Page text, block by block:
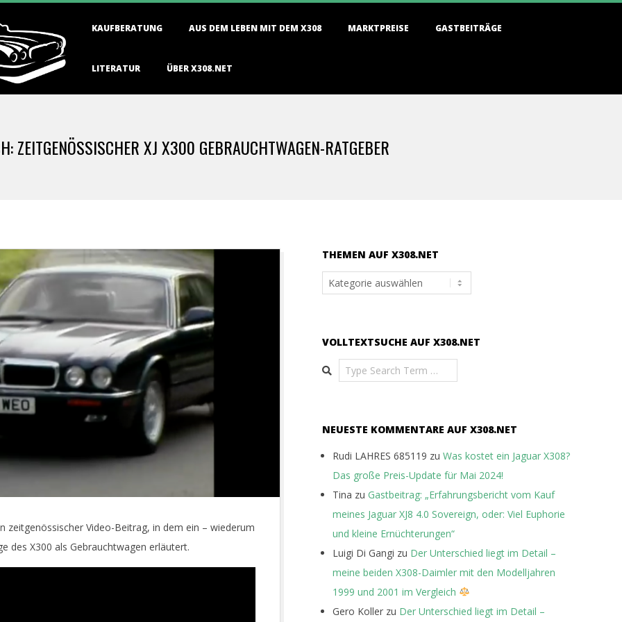
KAUFBERATUNG AUS DEM LEBEN MIT DEM X308 MARKTPREISE GASTBEITRÄGE
LITERATUR ÜBER X308.NET
ZEITGENÖSSISCHER XJ X300 GEBRAUCHTWAGEN-RATGEBER
zeitgenössischer Video-Beitrag, in dem ein – wiederum
des X300 als Gebrauchtwagen erläutert.
THEMEN AUF X308.NET
Themen
auf
VOLLTEXTSUCHE AUF X308.NET
Search
NEUESTE KOMMENTARE AUF X308.NET
Rudi LAHRES 685119 zu Was kostet ein Jaguar X308?
Das große Preis-Update für Mai 2024!
Tina zu Gastbeitrag: „Erfahrungsbericht vom Kauf
meines Jaguar XJ8 4.0 Sovereign, oder: Viel Euphorie
und kleine Ernüchterungen“
Luigi Di Gangi zu Der Unterschied liegt im Detail –
meine beiden X308-Daimler mit den Modelljahren
1999 und 2001 im Vergleich
Gero Koller zu Der Unterschied liegt im Detail –